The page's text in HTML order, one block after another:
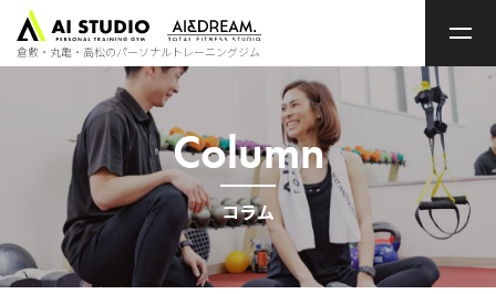
ッ
ペ
ー
ジ
倉敷・丸亀・高松のパーソナルトレーニングジム
Column
コラム